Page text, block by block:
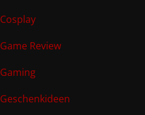
Cosplay
Game Review
Gaming
Geschenkideen